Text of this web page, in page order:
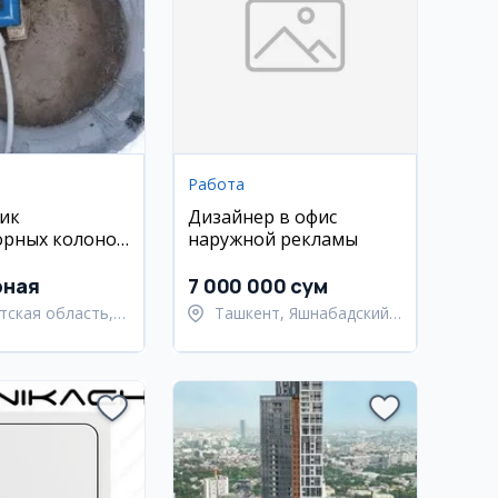
колонок
область,
Работа
Дизайнер в офис
наружной рекламы
7 000 000 сум
Ташкент, Яшнабадский